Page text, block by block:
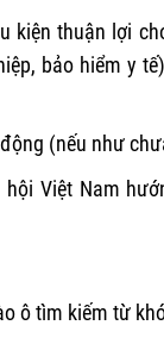
kiện thuận lợi
bảo hiểm y
(nếu như
hội Việt Nam
ô tìm kiếm từ